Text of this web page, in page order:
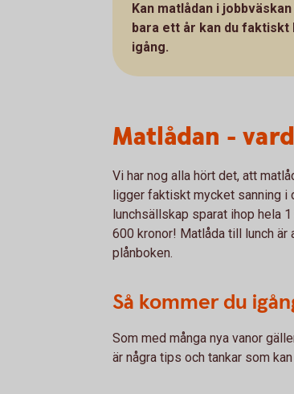
Kan matlådan i
bara ett år kan du faktiskt
igång.
Matlådan -
Vi har nog alla hört det, att
ligger faktiskt mycket sanning i
lunchsällskap sparat ihop hela
600 kronor! Matlåda till lunch
plånboken.
Så kommer du
Som med många nya vanor
är några tips och tankar som